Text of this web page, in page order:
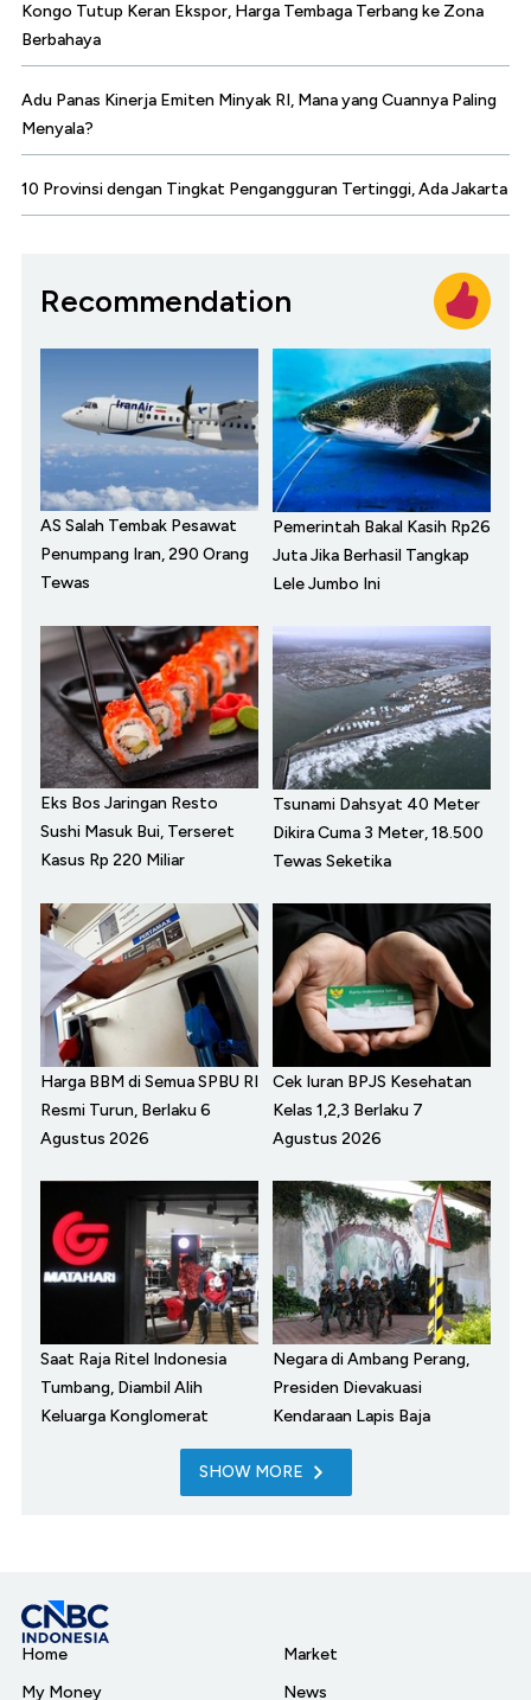
Kongo Tutup Keran Ekspor, Harga Tembaga Terbang ke Zona
Berbahaya
Adu Panas Kinerja Emiten Minyak RI, Mana yang Cuannya Paling
Menyala?
10 Provinsi dengan Tingkat Pengangguran Tertinggi, Ada Jakarta
Recommendation
AS Salah Tembak Pesawat
Penumpang Iran, 290 Orang
Tewas
Pemerintah Bakal Kasih Rp26
Juta Jika Berhasil Tangkap
Lele Jumbo Ini
Eks Bos Jaringan Resto
Sushi Masuk Bui, Terseret
Kasus Rp 220 Miliar
Tsunami Dahsyat 40 Meter
Dikira Cuma 3 Meter, 18.500
Tewas Seketika
Harga BBM di Semua SPBU RI
Resmi Turun, Berlaku 6
Agustus 2026
Cek Iuran BPJS Kesehatan
Kelas 1,2,3 Berlaku 7
Agustus 2026
Saat Raja Ritel Indonesia
Tumbang, Diambil Alih
Keluarga Konglomerat
Negara di Ambang Perang,
Presiden Dievakuasi
Kendaraan Lapis Baja
SHOW MORE
Home
My Money
Market
News